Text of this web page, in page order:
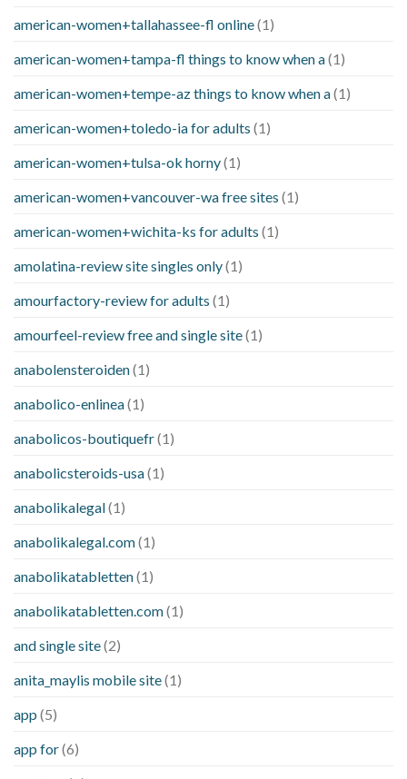
american-women+tallahassee-fl online(1)
american-women+tampa-fl things to know when a(1)
american-women+tempe-az things to know when a(1)
american-women+toledo-ia for adults (1)
american-women+tulsa-ok horny(1)
american-women+vancouver-wa free sites (1)
american-women+wichita-ks for adults (1)
amolatina-review site singles only(1)
amourfactory-review for adults (1)
amourfeel-review free and single site(1)
anabolensteroiden(1)
anabolico-enlinea(1)
anabolicos-boutiquefr(1)
anabolicsteroids-usa(1)
anabolikalegal(1)
anabolikalegal.com(1)
anabolikatabletten(1)
anabolikatabletten.com(1)
and single site(2)
anita_maylis mobile site(1)
app (5)
app for(6)